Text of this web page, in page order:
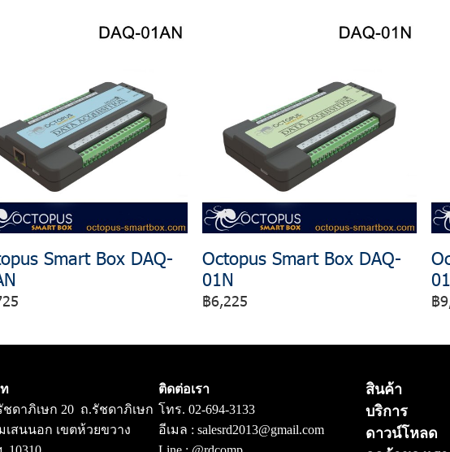
Smart Box DAQ-
Octopus Smart Box DAQ-
01N
฿6,225 ฿
ชดาภิเษก 20 ถ.รัชดาภิเษก
เสนนอก เขตห้วยขวาง
ติดต่อเรา
โทร. 02-694-3133
อีเมล : salesrd2013@gmail.com
สินค้า
บริการ
ดาวน์โหลด